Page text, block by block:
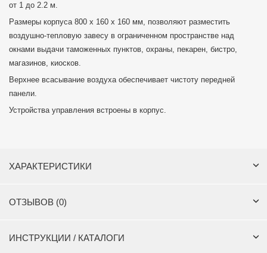
от 1 до 2.2 м.
Размеры корпуса 800 x 160 x 160 мм, позволяют разместить
воздушно-тепловую завесу в ограниченном пространстве над
окнами выдачи таможенных пунктов, охраны, пекарен, бистро,
магазинов, киосков.
Верхнее всасывание воздуха обеспечивает чистоту передней
панели.
Устройства управления встроены в корпус.
ХАРАКТЕРИСТИКИ
ОТЗЫВОВ (0)
ИНСТРУКЦИИ / КАТАЛОГИ